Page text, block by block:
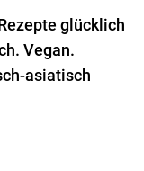
glücklich
Vegan.
asiatisch